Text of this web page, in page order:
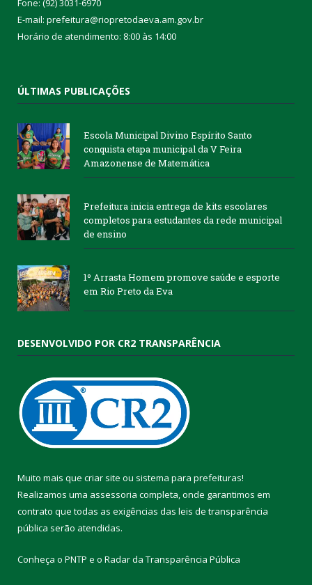
Fone: (92) 3031-6970
E-mail: prefeitura@riopretodaeva.am.gov.br
Horário de atendimento: 8:00 às 14:00
ÚLTIMAS PUBLICAÇÕES
Escola Municipal Divino Espírito Santo
conquista etapa municipal da V Feira
Amazonense de Matemática
Prefeitura inicia entrega de kits escolares
completos para estudantes da rede municipal
de ensino
1º Arrasta Homem promove saúde e esporte
em Rio Preto da Eva
DESENVOLVIDO POR CR2 TRANSPARÊNCIA
Muito mais que criar site ou sistema para prefeituras!
Realizamos uma assessoria completa, onde garantimos em
contrato que todas as exigências das leis de transparência
pública serão atendidas.
Conheça o PNTP e o Radar da Transparência Pública